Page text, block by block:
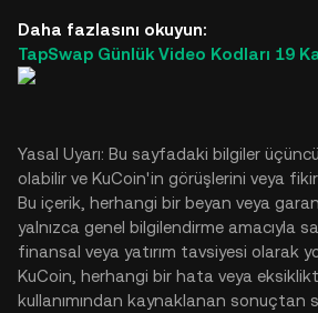
Daha fazlasını okuyun:
TapSwap Günlük Video Kodları 19
Yasal Uyarı: Bu sayfadaki bilgiler
olabilir ve KuCoin'in görüşlerini veya
Bu içerik, herhangi bir beyan veya
yalnızca genel bilgilendirme amacıyla
finansal veya yatırım tavsiyesi olarak
KuCoin, herhangi bir hata veya
kullanımından kaynaklanan sonuçtan